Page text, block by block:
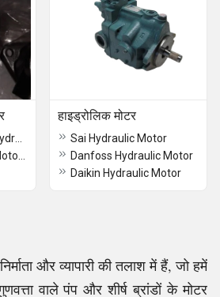
हाइड्रोलिक मोटर
Sai Hydraulic Motor
Danfoss Hydraulic Motor
Daikin Hydraulic Motor
और व्यापारी की तलाश में हैं, जो हमें
वाले पंप और शीर्ष ब्रांडों के मोटर